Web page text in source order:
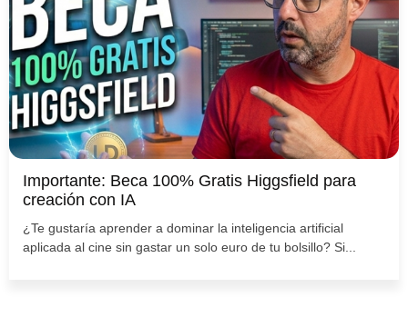
Importante: Beca 100% Gratis Higgsfield para
creación con IA
¿Te gustaría aprender a dominar la inteligencia artificial
aplicada al cine sin gastar un solo euro de tu bolsillo? Si...